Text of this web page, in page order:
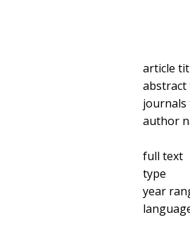
article
abstract
journals
author
full text
type
year